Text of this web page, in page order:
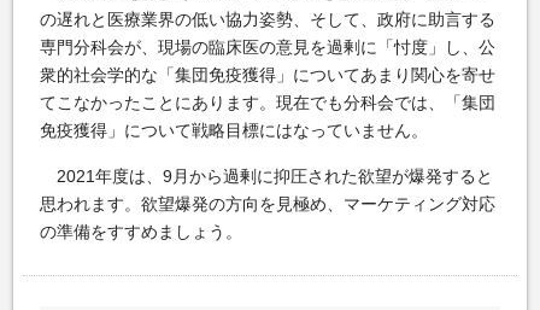
の遅れと医療業界の低い協力姿勢、そして、政府に助言する
専門分科会が、現場の臨床医の意見を過剰に「忖度」し、公
衆的社会学的な「集団免疫獲得」についてあまり関心を寄せ
てこなかったことにあります。現在でも分科会では、「集団
免疫獲得」について戦略目標にはなっていません。
2021年度は、9月から過剰に抑圧された欲望が爆発すると
思われます。欲望爆発の方向を見極め、マーケティング対応
の準備をすすめましょう。